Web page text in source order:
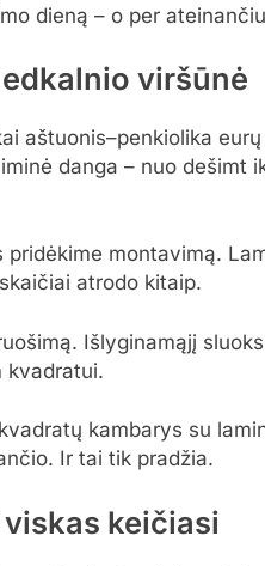
dieną – o per
viršūnė
aštuonis–penkiolika
danga – nuo dešimt
pridėkime montavimą.
atrodo kitaip.
Išlyginamąjį
kvadratui.
kambarys su
Ir tai tik pradžia.
keičiasi